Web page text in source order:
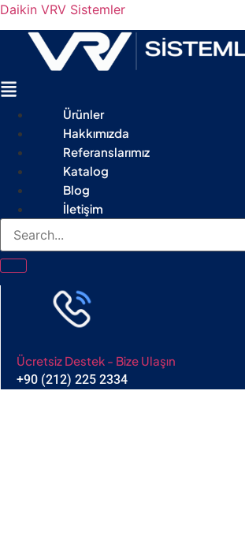
Daikin VRV Sistemler
Menu
Ürünler
Hakkımızda
Referanslarımız
Katalog
Blog
İletişim
Ücretsiz Destek - Bize Ulaşın
+90 (212) 225 2334